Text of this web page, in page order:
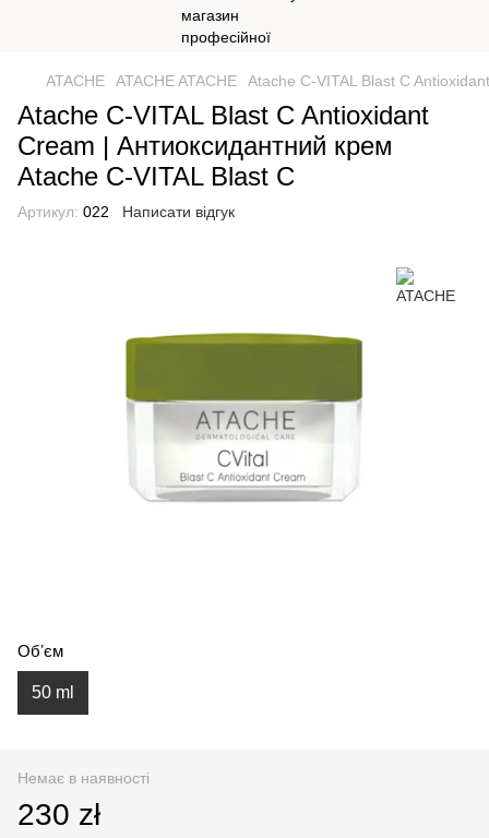
ATACHE ATACHE ATACHE Atache C-VITAL Blast C
Atache C-VITAL Blast C Antioxidant
Cream | Антиоксидантний крем
Atache C-VITAL Blast C
Артикул: 022 Написати відгук
Обʼєм
50 ml
Немає в наявності
230 zł